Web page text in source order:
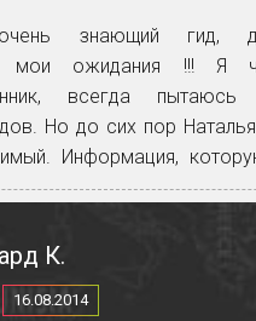
знающий гид,
мои ожидания !!! Я
всегда пытаюсь
Но до сих пор
Информация,
никогда не сможете
гида. Все было
Чувствуется, что она
У нее широкие
К.
16.08.2014